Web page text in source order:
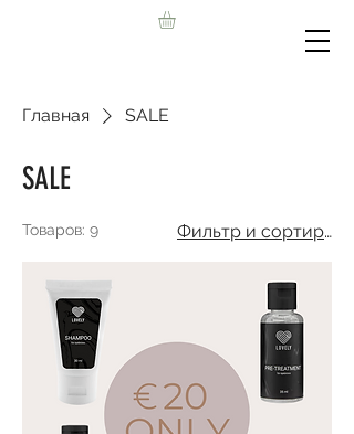
Главная SALE
SALE
Товаров: 9 Фильтр и сортировка